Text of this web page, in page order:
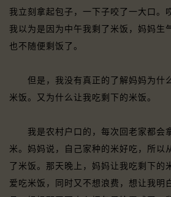
我立刻拿起包子，一下子咬了一大口。
我以为是因为中午我剩了米饭，妈妈生
也不随便剩饭了。
但是，我没有真正的了解妈妈为什
米饭。又为什么让我吃剩下的米饭。
我是农村户口的，每次回老家都会
米。妈妈说，自己家种的米好吃，所以
了米饭。那天晚上，妈妈让我吃剩下的
爱吃米饭，同时又不想浪费，想让我明